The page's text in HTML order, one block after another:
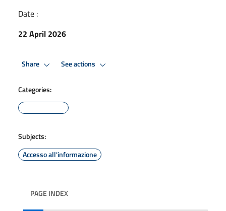
Date :
22 April 2026
Share See actions
Categories:
Subjects:
Accesso all'informazione
PAGE INDEX